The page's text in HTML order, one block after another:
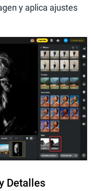
y aplica ajustes
Detalles